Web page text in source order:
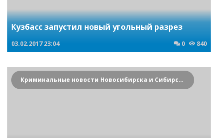
Кузбасс запустил новый угольный разрез
03.02.2017 23:04 0 840
Криминальные новости Новосибирска и Сибирского региона